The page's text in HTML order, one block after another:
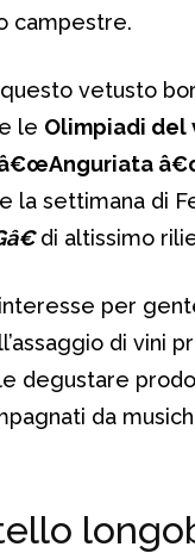
campestre.
vetusto
le Olimpiadi del
la settimana di
di altissimo
per
di vini
degustare
da